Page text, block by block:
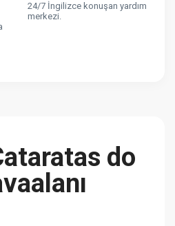
24/7 İngilizce konuşan yardım
merkezi.
do